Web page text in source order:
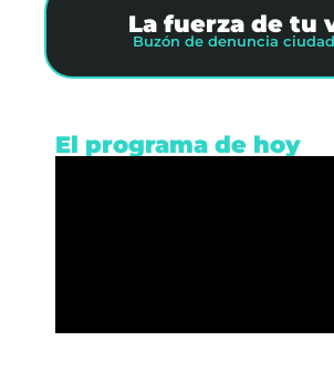
La fuerza de tu
Buzón de denuncia
El programa de hoy